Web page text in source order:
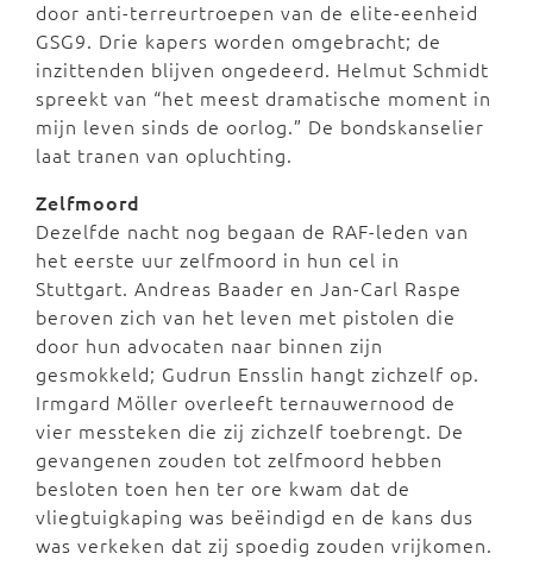
door anti-terreurtroepen van de elite-eenheid
GSG9. Drie kapers worden omgebracht; de
inzittenden blijven ongedeerd. Helmut Schmidt
spreekt van “het meest dramatische moment in
mijn leven sinds de oorlog.” De bondskanselier
laat tranen van opluchting.
Zelfmoord
Dezelfde nacht nog begaan de RAF-leden van
het eerste uur zelfmoord in hun cel in
Stuttgart. Andreas Baader en Jan-Carl Raspe
beroven zich van het leven met pistolen die
door hun advocaten naar binnen zijn
gesmokkeld; Gudrun Ensslin hangt zichzelf op.
Irmgard Möller overleeft ternauwernood de
vier messteken die zij zichzelf toebrengt. De
gevangenen zouden tot zelfmoord hebben
besloten toen hen ter ore kwam dat de
vliegtuigkaping was beëindigd en de kans dus
was verkeken dat zij spoedig zouden vrijkomen.